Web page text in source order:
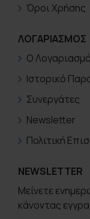
Όροι Χρήσης
ΛΟΓΑΡΙΑΣΜΟΣ
Ο
Ιστορικό
Συνεργάτες
Newsletter
Πολιτική
NEWSLETTER
Μείνετε
κάνοντας